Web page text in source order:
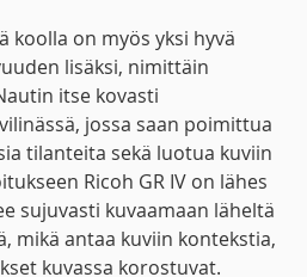
koolla on myös yksi hyvä
lisäksi, nimittäin
itse kovasti
jossa saan poimittua
tilanteita sekä luotua kuviin
Ricoh GR IV on lähes
sujuvasti kuvaamaan läheltä
mikä antaa kuviin kontekstia,
kuvassa korostuvat.